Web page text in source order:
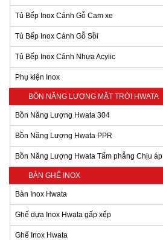
Tủ Bếp Inox Cánh Gỗ Cam xe
Tủ Bếp Inox Cánh Gỗ Sồi
Tủ Bếp Inox Cánh Nhựa Acylic
Phụ kiện Inox
BỒN NĂNG LƯỢNG MẶT TRỜI HWATA
Bồn Năng Lượng Hwata 304
Bồn Năng Lượng Hwata PPR
Bồn Năng Lượng Hwata Tấm phẳng Chịu áp
BÀN GHẾ INOX
Bàn Inox Hwata
Ghế dựa Inox Hwata gấp xếp
Ghế Inox Hwata